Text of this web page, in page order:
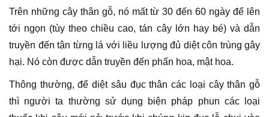
Trên những cây thân gỗ, nó mất từ 30 đến 60 ngày để lên
tới ngọn (tùy theo chiều cao, tán cây lớn hay bé) và dẫn
truyền đến tận từng lá với liều lượng đủ diệt côn trùng gây
hại. Nó còn được dẫn truyền đến phấn hoa, mật hoa.
Thông thường, để diệt sâu đục thân các loại cây thân gỗ
thì người ta thường sử dụng biện pháp phun các loại